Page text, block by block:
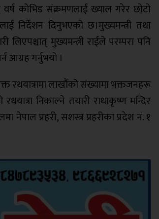
कोभिड संक्रमणलाई ख्याल गरेर छोटो
निर्देशन दिनुभएको छ।मुख्यमन्त्री तथा
लिएपश्चात् मुख्यमन्त्री राईले परम्परा पनि
आग्रह गर्नुभयो ।
रथयात्रामा लाखौंको संख्यामा भक्तजनहरू
निकाल्ने तयारी राधाकृष्ण मन्दिर
प्रहरी, सशस्त्र प्रहरीका प्रदेश नं. १